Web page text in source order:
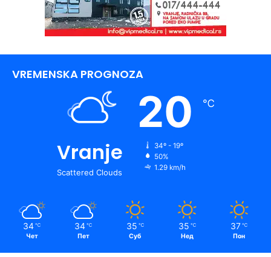
VREMENSKA PROGNOZA
Vranje
Scattered Clouds
20 ℃
34º - 19º
50%
1.29 km/h
34 ℃
Чет
34 ℃
Пет
35 ℃
Суб
35 ℃
Нед
37 ℃
Пон